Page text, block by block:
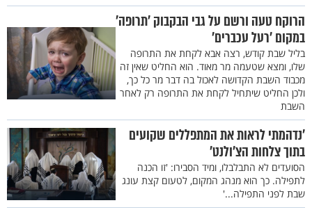
הרוקח טעה ורשם על גבי הבקבוק ’תרופה’
במקום ’רעל עכברים’
בליל שבת קודש, רצה אבא לקחת את התרופה
שלו, ומצא שטעמה מר מאוד. הוא החליט שאין זה
מכבוד השבת הקדושה לאכול בה דבר מר כל כך,
ולכן החליט שיתחיל לקחת את התרופה רק לאחר
השבת
’נדהמתי לראות את המתפללים שקועים
בתוך צלחות הצ’ולנט’
הסועדים לא התבלבלו, ומיד הסבירו: 'זו הכנה
לתפילה. כך הוא מנהג המקום, לטעום קצת עונג
שבת לפני התפילה...'